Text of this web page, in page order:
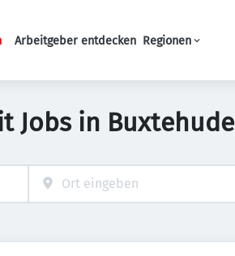
Haupt-Navigation
Arbeitgeber entdecken Regionen
Jobs in Buxtehude